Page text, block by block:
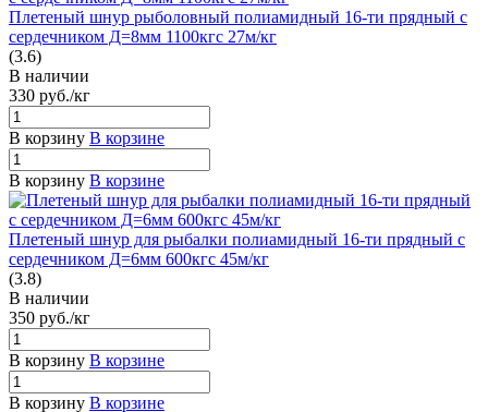
Плетеный шнур рыболовный полиамидный 16-ти прядный с
сердечником Д=8мм 1100кгс 27м/кг
(3.6)
В наличии
330 руб./кг
В корзину В корзине
В корзину В корзине
Плетеный шнур для рыбалки полиамидный 16-ти прядный с
сердечником Д=6мм 600кгс 45м/кг
(3.8)
В наличии
350 руб./кг
В корзину В корзине
В корзину В корзине